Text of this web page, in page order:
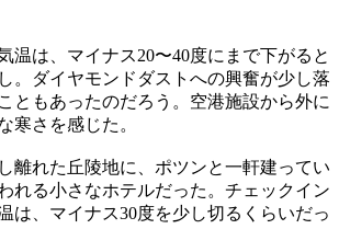
温は、マイナス20〜40度にまで下がると
。ダイヤモンドダストへの興奮が少し落
ともあったのだろう。空港施設から外に
寒さを感じた。
離れた丘陵地に、ポツンと一軒建ってい
れる小さなホテルだった。チェックイン
は、マイナス30度を少し切るくらいだっ